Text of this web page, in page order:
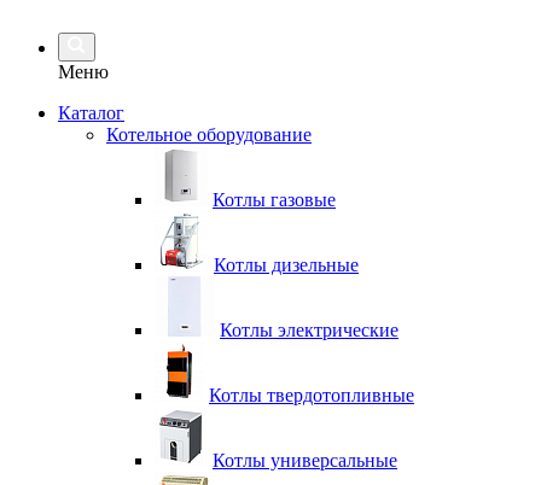
Меню
Каталог
Котельное оборудование
Котлы газовые
Котлы дизельные
Котлы электрические
Котлы твердотопливные
Котлы универсальные